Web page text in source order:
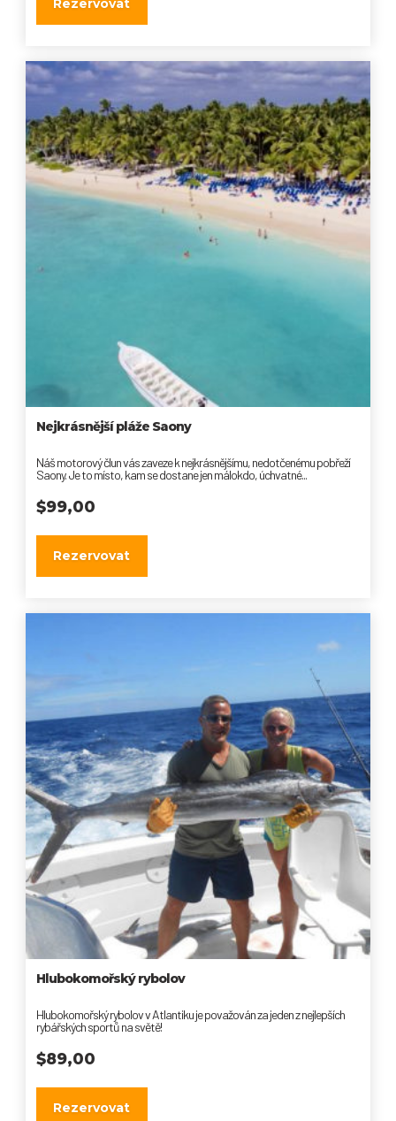
Rezervovat
Nejkrásnější pláže Saony
Náš motorový člun vás zaveze k nejkrásnějšímu, nedotčenému pobřeží
Saony. Je to místo, kam se dostane jen málokdo, úchvatné...
$99,00
Rezervovat
Hlubokomořský rybolov
Hlubokomořský rybolov v Atlantiku je považován za jeden z nejlepších
rybářských sportů na světě!
$89,00
Rezervovat